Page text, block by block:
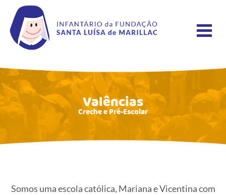
Valências
Creche e Pré-Escolar
Somos uma escola católica, Mariana e Vicentina com